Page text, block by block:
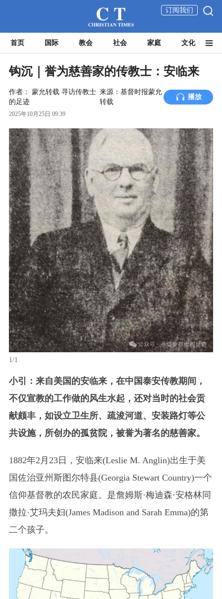
订阅我们
首页 国际 教会 社会 家庭 文化
钩沉｜誉为慈善家的传教士：安临来
作者： 蒙允转载 寻访传教士
的足迹
来源：基督时报蒙允
转载
播放
2025年10月25日 09:39
1/1
小引：来自美国的安临来，在中国泰安传教期间，
不仅宣教的工作做的风生水起，还对当时的社会贡
献颇丰，如设立卫生所、疏浚河道、安装路灯等公
共设施，所创办的孤贫院，被誉为著名的慈善家。
1882年2月23日，安临来(Leslie M. Anglin)出生于美
国佐治亚州斯图尔特县(Georgia Stewart Country)一个
信仰基督教的农民家庭。是詹姆斯·梅迪森·安格林同
撒拉·艾玛夫妇(James Madison and Sarah Emma)的第
二个孩子。